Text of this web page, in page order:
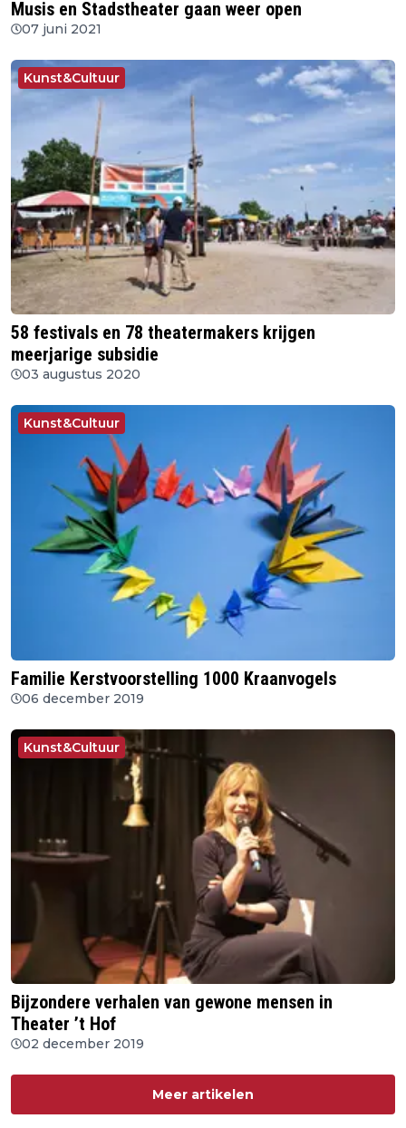
Musis en Stadstheater gaan weer open
07 juni 2021
Kunst&Cultuur
58 festivals en 78 theatermakers krijgen
meerjarige subsidie
03 augustus 2020
Kunst&Cultuur
Familie Kerstvoorstelling 1000 Kraanvogels
06 december 2019
Kunst&Cultuur
Bijzondere verhalen van gewone mensen in
Theater ’t Hof
02 december 2019
Meer artikelen